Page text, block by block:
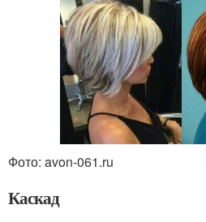
Фото: avon-061.ru
Каскад